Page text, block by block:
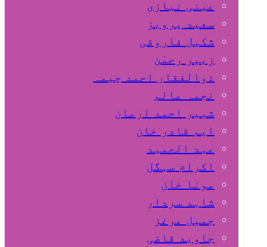
عینی نیازی
سعید پرویز
شکیل فاروقی
زبیر رحمٰن
ذوالفقار احمد چیمہ
نجمہ عالم
شبیر احمد ارمان
ایم قادر خان
عبد الحمید
اکرام سہگل
مونا خان
شاہد سردار
جمیل مرغز
جاوید قاضی